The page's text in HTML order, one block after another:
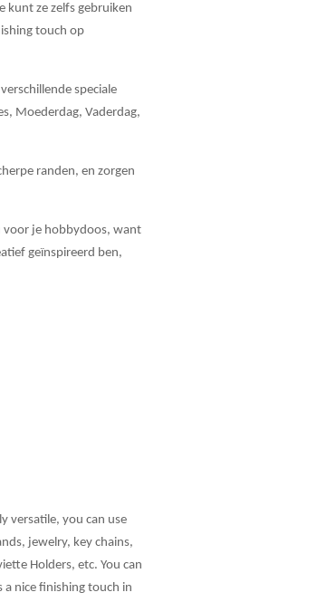
kunt ze zelfs gebruiken
touch op
speciale
Moederdag, Vaderdag,
randen, en zorgen
voor je hobbydoos, want
geïnspireerd ben,
versatile, you can use
jewelry, key chains,
Holders, etc. You can
a nice finishing touch in